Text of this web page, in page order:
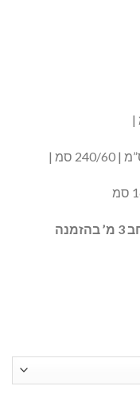
הדפסה לפי מידה – ניתן להזמין עד רוחב 3 מ’ בהזמנה